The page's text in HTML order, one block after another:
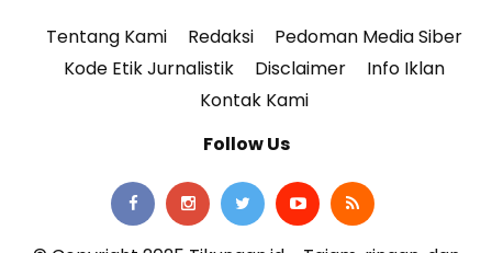
Tentang Kami Redaksi
Pedoman Media Siber
Kode Etik Jurnalistik
Disclaimer
Info Iklan
Kontak Kami
Follow Us